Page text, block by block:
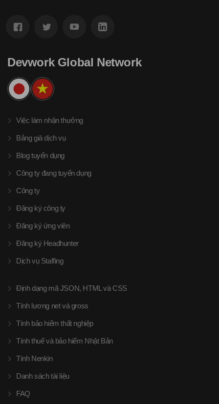
Devwork Global Network
Việc làm nhận thưởng
Bảng giá dịch vụ
Blog tuyển dụng
Công ty đang tuyển dụng
Công ty
Đăng ký công ty
Đăng ký ứng viên
Đăng ký Headhunter
Dịch vụ Staffing
Định dạng mã JSON, HTML và CSS
Tính lương net và gross
Tính bảo hiểm thất nghiệp
Tính thuế và bảo hiểm Nhật Bản
Tính Nenkin
Danh sách tài liệu
FAQ